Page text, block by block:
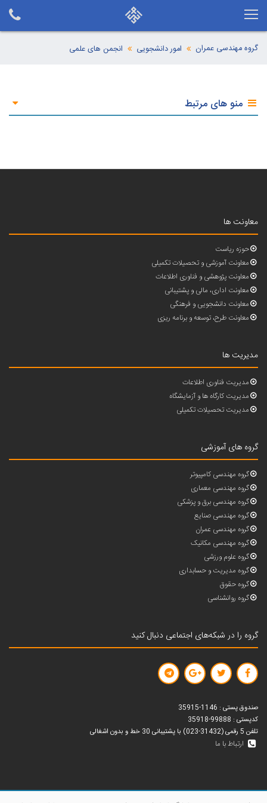
گروه مهندسی عمران امور دانشجویی انجمن های علمی
منو های مرتبط
معاونت ها
حوزه ریاست
معاونت آموزشی و تحصیلات تکمیلی
معاونت پژوهشی و فناوری اطلاعات
معاونت اداری، مالی و پشتیبانی
معاونت دانشجویی و فرهنگی
معاونت طرح، توسعه و برنامه ریزی
مدیریت ها
مدیریت فناوری اطلاعات
مدیریت کارگاه ها و آزمایشگاه
مدیریت تحصیلات تکمیلی
گروه های آموزشی
گروه مهندسی کامپیوتر
گروه مهندسی معماری
گروه مهندسی برق و پزشکی
گروه مهندسی صنایع
گروه مهندسی عمران
گروه مهندسی مکانیک
گروه علوم ورزشی
گروه مدیریت و حسابداری
گروه حقوق
گروه روانشناسی
گروه را در شبکه‌های اجتماعی دنبال کنید
صندوق پستی : 1146-35915
کدپستی : 99888-35918
تلفن 5 رقمی (31432-023) با پشتیبانی 30 خط و بدون اشغالی
ارتباط با ما